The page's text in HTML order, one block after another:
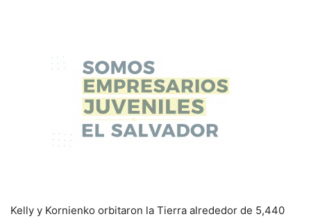
Kelly y Kornienko orbitaron la Tierra alrededor de 5,440